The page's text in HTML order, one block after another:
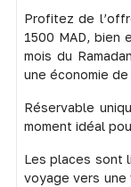
Profitez de
1500 MAD, bien
mois du
une économie de
Réservable
moment idéal
Les places sont
voyage vers